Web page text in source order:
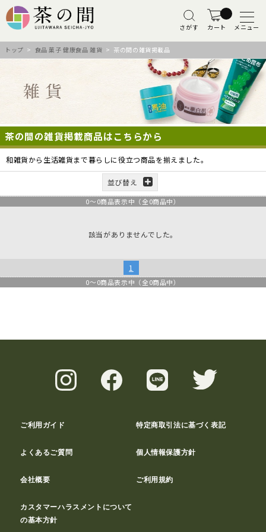
さがす カート メニュー
トップ > 食品 菓子 健康食品 雑貨 > 茶の間の雑貨掲載品
茶の間の雑貨掲載商品はこちらから
和雑貨から生活雑貨まで暮らしに役立つ商品を揃えました。
並び替え
0～0商品表示中（全0商品中）
該当がありませんでした。
1
0～0商品表示中（全0商品中）
ご利用ガイド 特定商取引法に基づく表記
よくあるご質問 個人情報保護方針
会社概要 ご利用規約
カスタマーハラスメントについて
の基本方針